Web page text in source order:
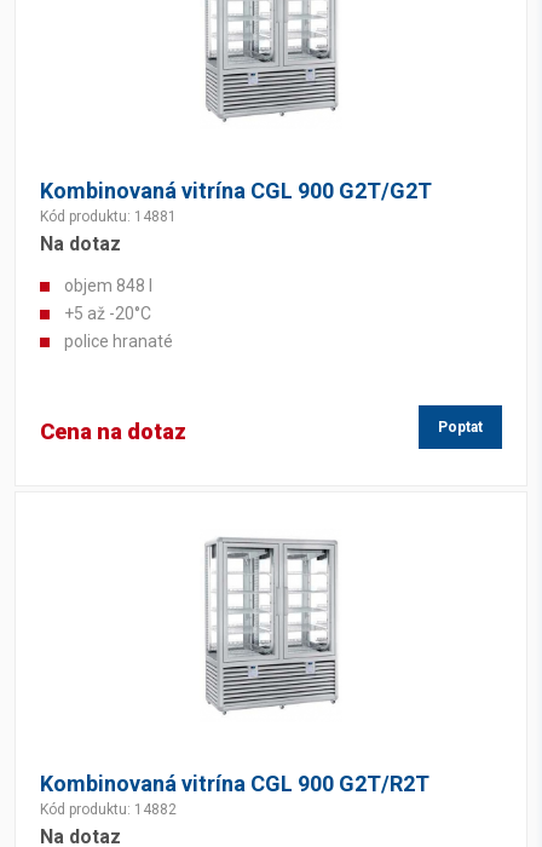
Kombinovaná vitrína CGL 900 G2T/G2T
Kód produktu: 14881
Na dotaz
objem 848 l
+5 až -20°C
police hranaté
Cena na dotaz Poptat
Kombinovaná vitrína CGL 900 G2T/R2T
Kód produktu: 14882
Na dotaz